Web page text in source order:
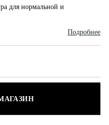
для нормальной и
Подробнее